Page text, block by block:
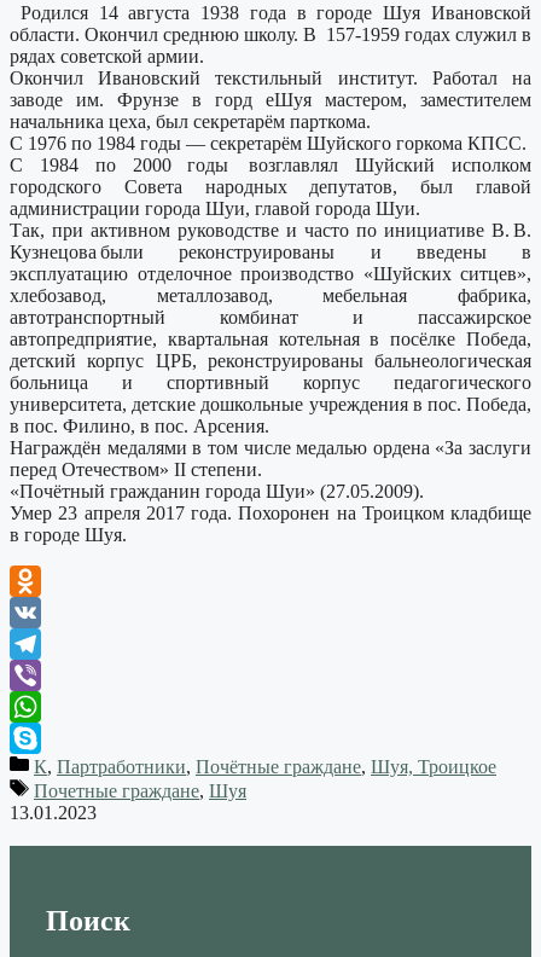
Родился 14 августа 1938 года в городе Шуя Ивановской
области. Окончил среднюю школу. В 157-1959 годах служил в
рядах советской армии.
Окончил Ивановский текстильный институт. Работал на
заводе им. Фрунзе в горд еШуя мастером, заместителем
начальника цеха, был секретарём парткома.
С 1976 по 1984 годы — секретарём Шуйского горкома КПСС.
С 1984 по 2000 годы возглавлял Шуйский исполком
городского Совета народных депутатов, был главой
администрации города Шуи, главой города Шуи.
Так, при активном руководстве и часто по инициативе В. В.
Кузнецова были реконструированы и введены в
эксплуатацию отделочное производство «Шуйских ситцев»,
хлебозавод, металлозавод, мебельная фабрика,
автотранспортный комбинат и пассажирское
автопредприятие, квартальная котельная в посёлке Победа,
детский корпус ЦРБ, реконструированы бальнеологическая
больница и спортивный корпус педагогического
университета, детские дошкольные учреждения в пос. Победа,
в пос. Филино, в пос. Арсения.
Награждён медалями в том числе медалью ордена «За заслуги
перед Отечеством» II степени.
«Почётный гражданин города Шуи» (27.05.2009).
Умер 23 апреля 2017 года. Похоронен на Троицком кладбище
в городе Шуя.
Odnoklassniki
VK
Telegram
Viber
WhatsApp
Skype
К, Партработники, Почётные граждане, Шуя, Троицкое
Почетные граждане, Шуя
13.01.2023
Поиск